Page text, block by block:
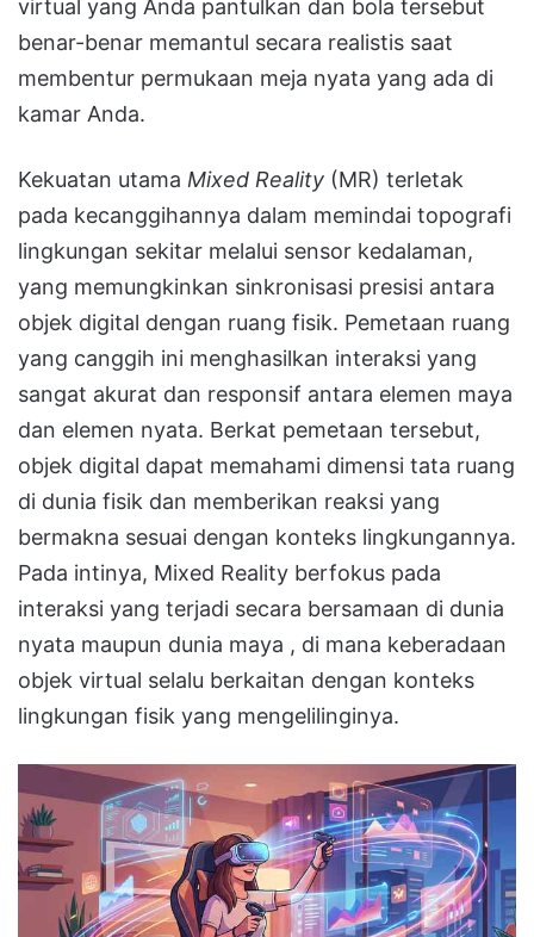
virtual yang Anda pantulkan dan bola tersebut
benar-benar memantul secara realistis saat
membentur permukaan meja nyata yang ada di
kamar Anda.
Kekuatan utama Mixed Reality (MR) terletak
pada kecanggihannya dalam memindai topografi
lingkungan sekitar melalui sensor kedalaman,
yang memungkinkan sinkronisasi presisi antara
objek digital dengan ruang fisik. Pemetaan ruang
yang canggih ini menghasilkan interaksi yang
sangat akurat dan responsif antara elemen maya
dan elemen nyata. Berkat pemetaan tersebut,
objek digital dapat memahami dimensi tata ruang
di dunia fisik dan memberikan reaksi yang
bermakna sesuai dengan konteks lingkungannya.
Pada intinya, Mixed Reality berfokus pada
interaksi yang terjadi secara bersamaan di dunia
nyata maupun dunia maya , di mana keberadaan
objek virtual selalu berkaitan dengan konteks
lingkungan fisik yang mengelilinginya.